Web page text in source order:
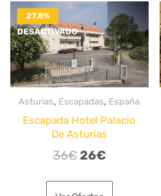
27.8%
DESACTIVADO
Asturias, Escapadas, España
Escapada Hotel Palacio
De Asturias
36€El
original
26€El